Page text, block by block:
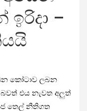
–
කෝටාව ලබන
බවත් එය නැවත අලුත්
තෙල් නීතිගත